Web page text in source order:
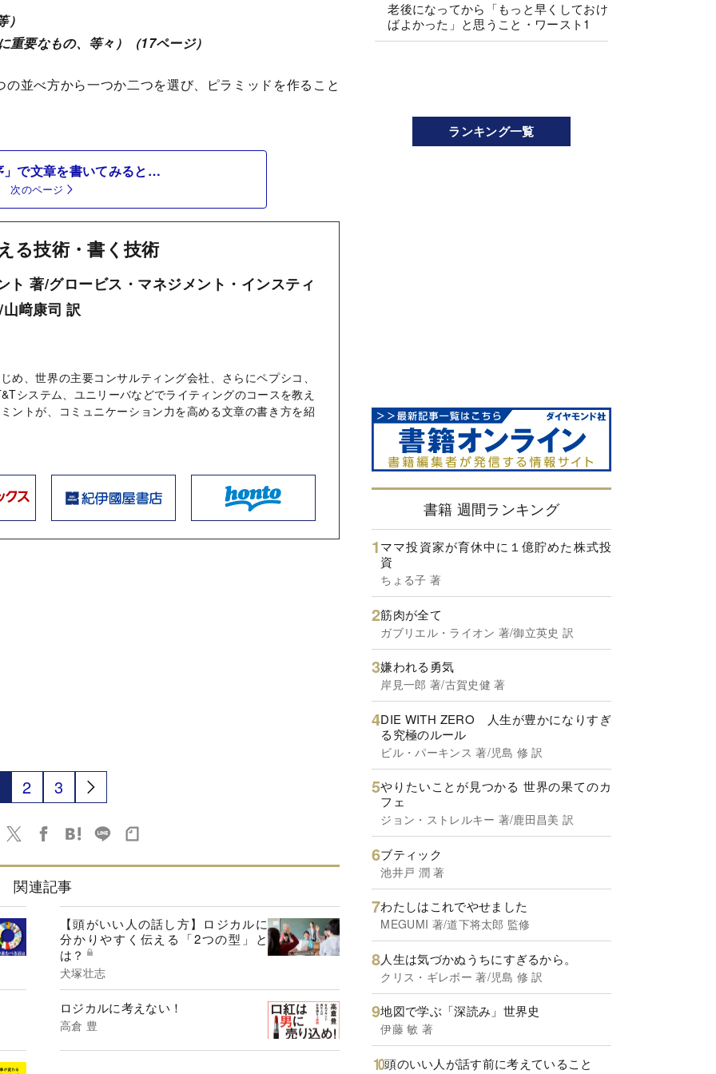
要なもの、等々）（17ページ）
並べ方から一つか二つを選び、ピラミッドを作ること
」で文章を書いてみると…
次のページ
る技術・書く技術
ト 著/グロービス・マネジメント・インスティ
﨑康司 訳
め、世界の主要コンサルティング会社、さらにペプシコ、
システム、ユニリーバなどでライティングのコースを教え
ントが、コミュニケーション力を高める文章の書き方を紹
2 3
関連記事
【頭がいい人の話し方】ロジカルに
分かりやすく伝える「2つの型」と
は？
犬塚壮志
ロジカルに考えない！
高倉 豊
老後になってから「もっと早くしておけ
ばよかった」と思うこと・ワースト1
ランキング一覧
書籍 週間ランキング
ママ投資家が育休中に１億貯めた株式投
資
ちょる子 著
筋肉が全て
ガブリエル・ライオン 著/御立英史 訳
嫌われる勇気
岸見一郎 著/古賀史健 著
DIE WITH ZERO 人生が豊かになりすぎ
る究極のルール
ビル・パーキンス 著/児島 修 訳
やりたいことが見つかる 世界の果てのカ
フェ
ジョン・ストレルキー 著/鹿田昌美 訳
ブティック
池井戸 潤 著
わたしはこれでやせました
MEGUMI 著/道下将太郎 監修
人生は気づかぬうちにすぎるから。
クリス・ギレボー 著/児島 修 訳
地図で学ぶ「深読み」世界史
伊藤 敏 著
頭のいい人が話す前に考えていること